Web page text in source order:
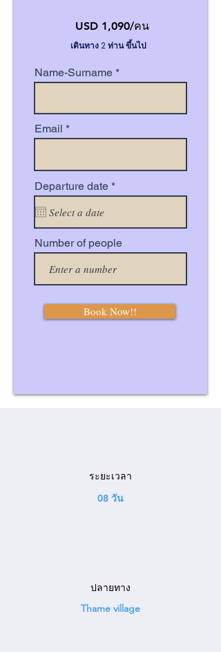
USD 1,090/คน
เดินทาง 2 ท่าน ขึ้นไป
Name-Surname
Email
Departure date *r
e
i
r
e
Number of people
Book Now!!
ระยะเวลา
08 วัน
ปลายทาง
Thame village